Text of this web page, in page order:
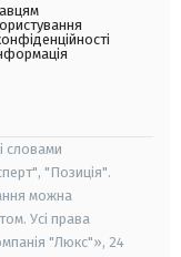
словами
"Позиція".
можна
Усі права
"Люкс"», 24